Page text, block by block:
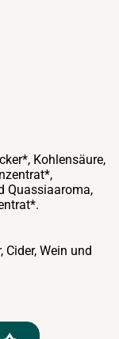
Kohlensäure,
Quassiaaroma,
Wein und